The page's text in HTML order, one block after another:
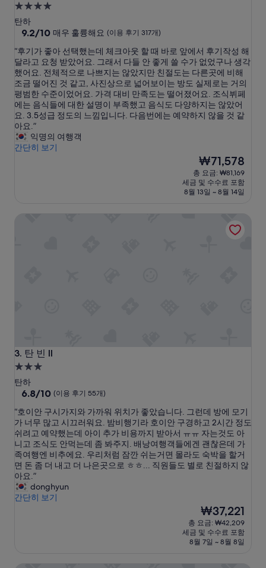
4.0
성
급
숙
박
시
설
탄하
10
만
점
중
9.2
점,
매
우
훌
륭
해
317
9.2/10 매우 훌륭해요 (이용 후기 317개)
“
후
기
가
좋
아
선
택
했
는
라
고
요
청
어
요
.
그
래
서
다
들
안
“후기가 좋아 선택했는데 체크아웃 할 때 바로 앞에서 후기작성 해
달라고 요청 받았어요. 그래서 다들 안 좋게 쓸 수가 없었구나 생각
했어요. 전체적으로 나쁘지는 않았지만 친절도는 다른곳에 비해
조금 떨어진 것 같고, 사진상으로 넓어보이는 방도 실제로는 거의
평범한 수준이었어요. 가격 대비 만족도는 떨어졌어요. 조식뷔페
에는 음식들에 대한 설명이 부족했고 음식도 다양하지는 않았어
요. 3.5성급 정도의 느낌입니다. 다음번에는 예약하지 않을 것 같
아요.”
익명의 여행객
간단히 보기
현
재
요
금
₩71,578
총 요금: ₩81,169
세금 및 수수료 포함
8월 13일 ~ 8월 14일
3. 탄 빈 II
탄 빈 II
3.0
성
급
숙
박
시
설
탄하
10
만
점
중
6.8
점,
(이
용
후
기
6.8/10 (이용 후기 55개)
“
호
이
안
구
시
가
지
와
“호이안 구시가지와 가까워 위치가 좋았습니다. 그런데 방에 모기
가 너무 많고 시끄러워요. 밤비행기라 호이안 구경하고 2시간 정도
쉬려고 예약했는데 아이 추가 비용까지 받아서 ㅠㅠ 자는것도 아
니고 조식도 안먹는데 좀 봐주지. 배낭여행객들에겐 괜찮은데 가
족여행엔 비추에요. 우리처럼 잠깐 쉬는거면 몰라도 숙박을 할거
면 돈 좀 더 내고 더 나은곳으로 ㅎㅎ... 직원들도 별로 친절하지 않
아요.”
donghyun
간단히 보기
현
재
요
금
₩37,221
총 요금: ₩42,209
세금 및 수수료 포함
8월 7일 ~ 8월 8일